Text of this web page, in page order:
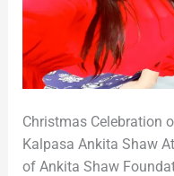
Christmas Celebration
Kalpasa Ankita Shaw
of Ankita Shaw